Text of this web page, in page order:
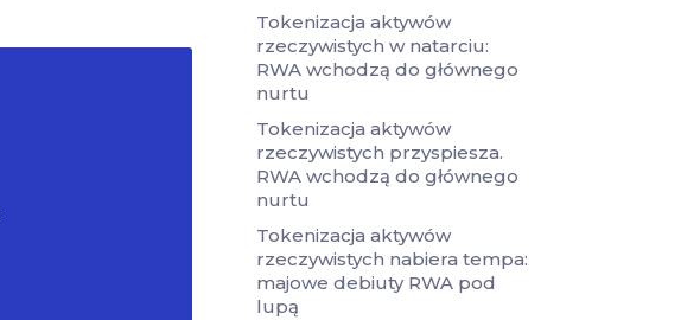
Tokenizacja aktywów
rzeczywistych w natarciu:
RWA wchodzą do głównego
nurtu
Tokenizacja aktywów
rzeczywistych przyspiesza.
RWA wchodzą do głównego
nurtu
Tokenizacja aktywów
rzeczywistych nabiera tempa:
majowe debiuty RWA pod
lupą